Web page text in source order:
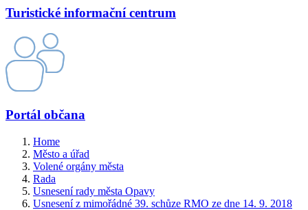
Turistické informační centrum
Portál občana
Home
Město a úřad
Volené orgány města
Rada
Usnesení rady města Opavy
Usnesení z mimořádné 39. schůze RMO ze dne 14. 9. 2018